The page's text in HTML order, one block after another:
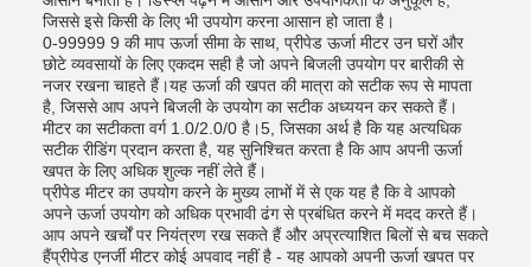
जिससे इसे किसी के लिए भी उपयोग करना आसान हो जाता है।
0-99999 9 की माप ऊर्जा सीमा के साथ, प्रीपेड ऊर्जा मीटर उन घरों और
छोटे व्यवसायों के लिए एकदम सही है जो अपने बिजली उपयोग पर बारीकी से
नजर रखना चाहते हैं।यह ऊर्जा की खपत की मात्रा को सटीक रूप से मापता
है, जिससे आप अपने बिजली के उपयोग का सटीक अध्ययन कर सकते हैं।
मीटर का सटीकता वर्ग 1.0/2.0/0 है।5, जिसका अर्थ है कि यह अत्यधिक
सटीक रीडिंग प्रदान करता है, यह सुनिश्चित करता है कि आप अपनी ऊर्जा
खपत के लिए अधिक शुल्क नहीं लेते हैं।
प्रीपेड मीटर का उपयोग करने के मुख्य लाभों में से एक यह है कि वे आपको
अपने ऊर्जा उपयोग को अधिक प्रभावी ढंग से प्रबंधित करने में मदद करते हैं।
आप अपने खर्चों पर नियंत्रण रख सकते हैं और अप्रत्याशित बिलों से बच सकते
हैंप्रीपेड एनर्जी मीटर कोई अपवाद नहीं है - यह आपको अपनी ऊर्जा खपत पर